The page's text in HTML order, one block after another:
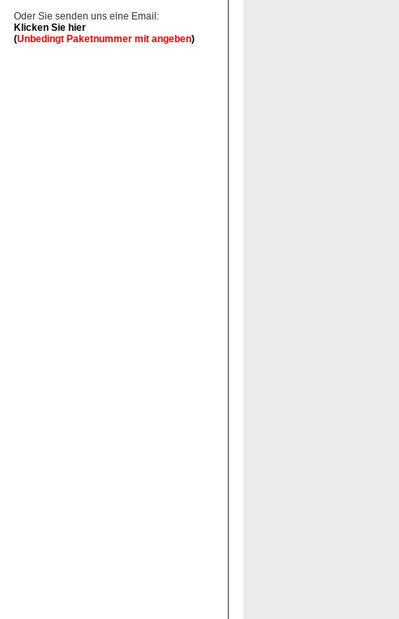
Oder Sie senden uns eine Email:
Klicken Sie hier
(Unbedingt Paketnummer mit angeben)